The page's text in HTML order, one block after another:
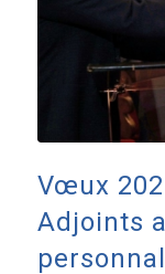
Vœux
Adjoints